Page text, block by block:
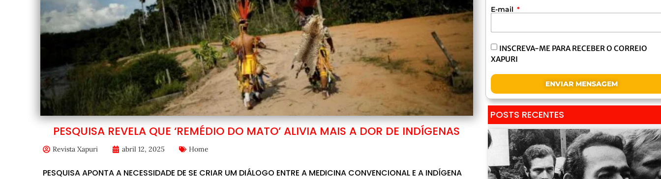
PESQUISA REVELA QUE ‘REMÉDIO DO MATO’ ALIVIA MAIS A DOR DE INDÍGENAS
Revista Xapuri abril 12, 2025 Home
PESQUISA APONTA A NECESSIDADE DE SE CRIAR UM DIÁLOGO ENTRE A MEDICINA CONVENCIONAL E A INDÍGENA
E-mail
INSCREVA-ME PARA RECEBER O CORREIO
XAPURI
ENVIAR MENSAGEM
POSTS RECENTES